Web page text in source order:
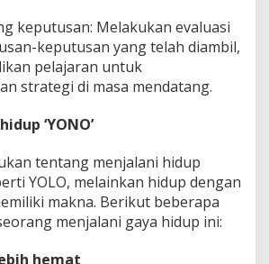
keputusan: Melakukan evaluasi
keputusan yang telah diambil,
pelajaran untuk
strategi di masa mendatang.
‘YONO’
tentang menjalani hidup
YOLO, melainkan hidup dengan
makna. Berikut beberapa
menjalani gaya hidup ini:
hemat